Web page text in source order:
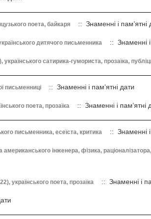
поета, байкаря :: Знаменні і пам’ятні
українського дитячого письменника :: Знаменні і
сатирика-гумориста, прозаїка,
письменниці :: Знаменні і пам’ятні дати
поета, прозаїка :: Знаменні і пам’ятні
письменника, есеїста, критика :: Знаменні і
інженера, фізика,
українського поета, прозаїка :: Знаменні і